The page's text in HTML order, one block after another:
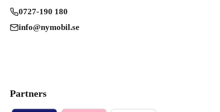
0727-190 180
info@nymobil.se
Partners